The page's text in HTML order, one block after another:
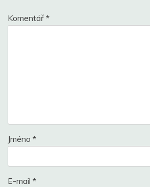
Komentář *
Jméno *
E-mail *